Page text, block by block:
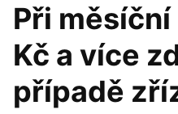
Při
Kč a více
případě